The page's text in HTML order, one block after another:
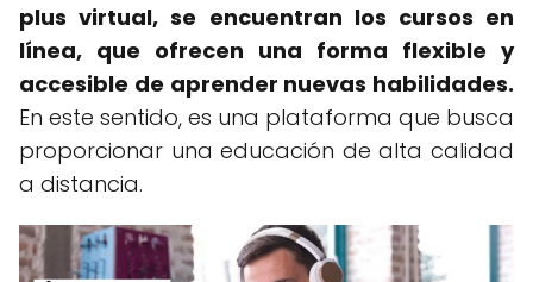
plus virtual, se encuentran los cursos en
línea, que ofrecen una forma flexible y
accesible de aprender nuevas habilidades.
En este sentido, es una plataforma que busca
proporcionar una educación de alta calidad
a distancia.